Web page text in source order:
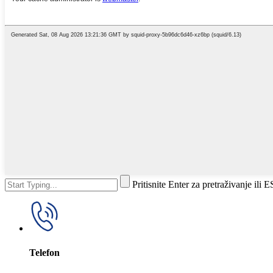
Pritisnite Enter za pretraživanje ili
Telefon